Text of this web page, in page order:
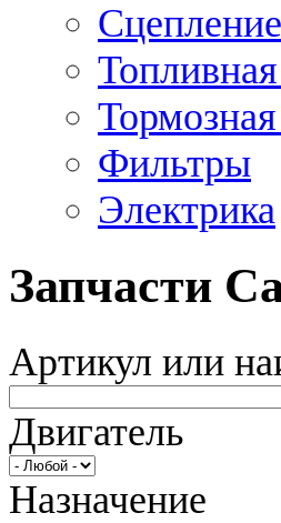
Сцепление
Фильтры
Электрика
Запчасти
Артикул или
Двигатель
Назначение